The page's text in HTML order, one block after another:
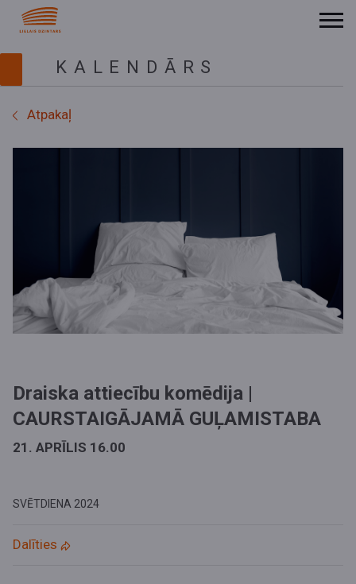
KALENDĀRS
Atpakaļ
Draiska attiecību komēdija |
CAURSTAIGĀJAMĀ GUĻAMISTABA
21. APRĪLIS 16.00
SVĒTDIENA 2024
Dalīties